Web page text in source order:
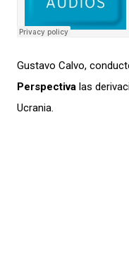
Gustavo Calvo,
Perspectiva las
Ucrania.